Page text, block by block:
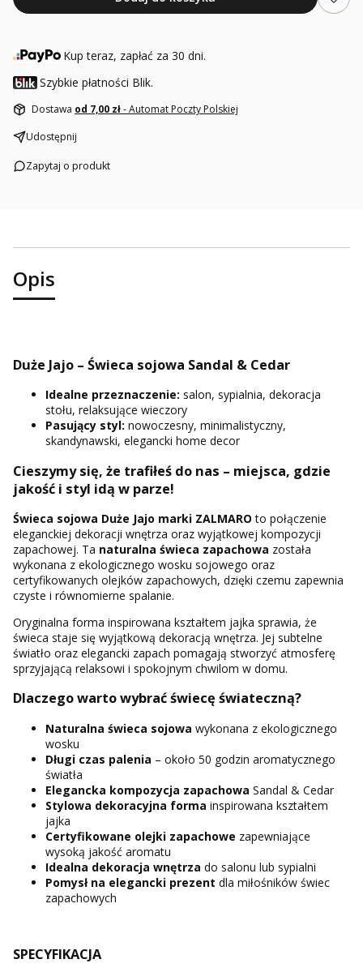
Kup teraz, zapłać za 30 dni.
Szybkie płatności Blik.
Dostawa od 7,00 zł- Automat Poczty Polskiej
Udostępnij
Zapytaj o produkt
Opis
Duże Jajo – Świeca sojowa Sandal & Cedar
Idealne przeznaczenie: salon, sypialnia, dekoracja
stołu, relaksujące wieczory
Pasujący styl: nowoczesny, minimalistyczny,
skandynawski, elegancki home decor
Cieszymy się, że trafiłeś do nas – miejsca, gdzie
jakość i styl idą w parze!
Świeca sojowa Duże Jajo marki ZALMARO to połączenie
eleganckiej dekoracji wnętrza oraz wyjątkowej kompozycji
zapachowej. Ta naturalna świeca zapachowa została
wykonana z ekologicznego wosku sojowego oraz
certyfikowanych olejków zapachowych, dzięki czemu zapewnia
czyste i równomierne spalanie.
Oryginalna forma inspirowana kształtem jajka sprawia, że
świeca staje się wyjątkową dekoracją wnętrza. Jej subtelne
światło oraz elegancki zapach pomagają stworzyć atmosferę
sprzyjającą relaksowi i spokojnym chwilom w domu.
Dlaczego warto wybrać świecę świateczną?
Naturalna świeca sojowa wykonana z ekologicznego
wosku
Długi czas palenia – około 50 godzin aromatycznego
światła
Elegancka kompozycja zapachowa Sandal & Cedar
Stylowa dekoracyjna forma inspirowana kształtem
jajka
Certyfikowane olejki zapachowe zapewniające
wysoką jakość aromatu
Idealna dekoracja wnętrza do salonu lub sypialni
Pomysł na elegancki prezent dla miłośników świec
zapachowych
SPECYFIKACJA